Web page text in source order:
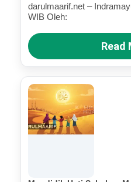
darulmaarif.net –
WIB Oleh:
Read